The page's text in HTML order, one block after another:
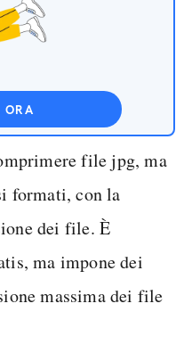
ORA
file jpg, ma
formati, con la
dei file. È
ma impone dei
massima dei file